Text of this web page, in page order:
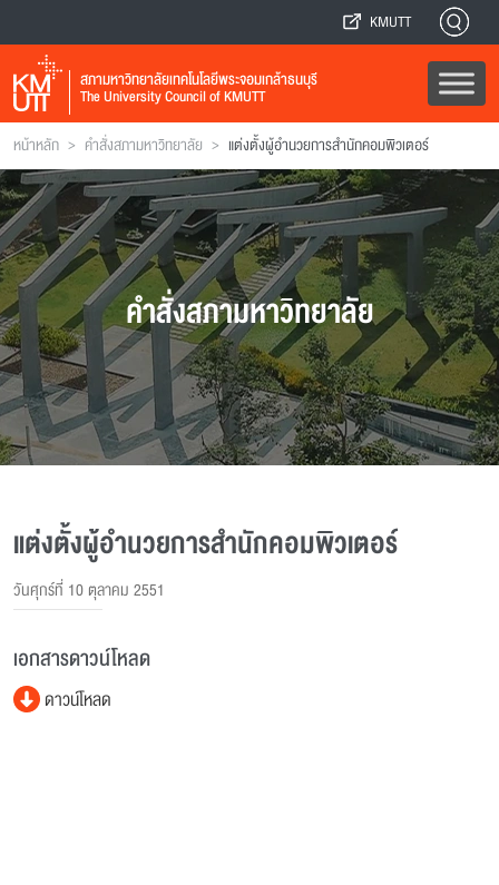
KMUTT
สภามหาวิทยาลัยเทคโนโลยีพระจอมเกล้าธนบุรี
The University Council of KMUTT
หน้าหลัก > คำสั่งสภามหาวิทยาลัย > แต่งตั้งผู้อำนวยการสำนักคอมพิวเตอร์
คำสั่งสภามหาวิทยาลัย
แต่งตั้งผู้อำนวยการสำนักคอมพิวเตอร์
วันศุกร์ที่ 10 ตุลาคม 2551
เอกสารดาวน์โหลด
ดาวน์โหลด